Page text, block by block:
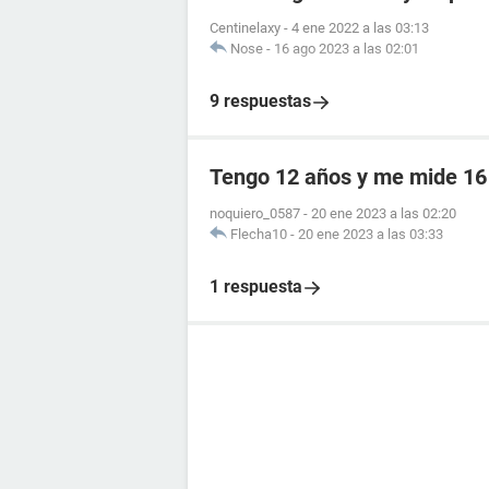
Centinelaxy - 4 ene 2022 a las 03:13
Nose - 16 ago 2023 a las 02:01
9 respuestas
Tengo 12 años y me mide
noquiero_0587 - 20 ene 2023 a las 02:20
Flecha10 - 20 ene 2023 a las 03:33
1 respuesta